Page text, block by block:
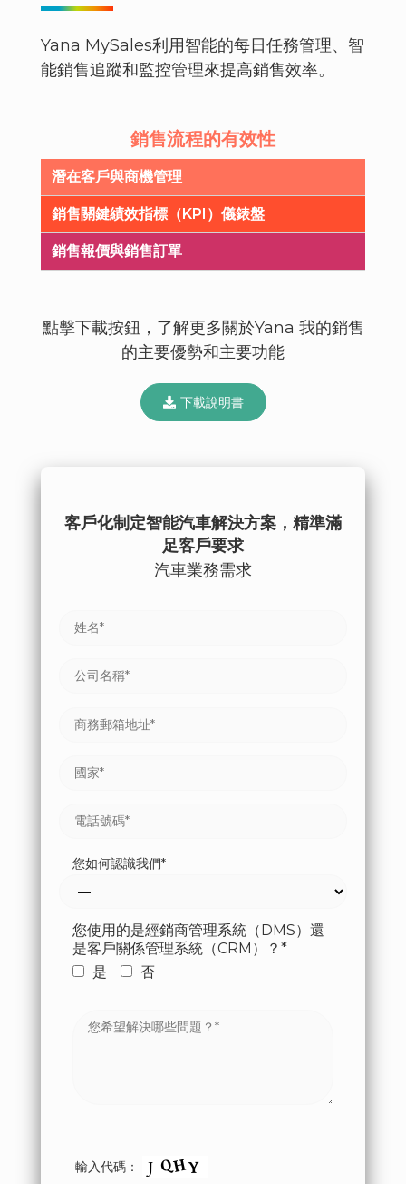
Yana MySales利用智能的每日任務管理、智
能銷售追蹤和監控管理來提高銷售效率。
銷售流程的有效性
潛在客戶與商機管理
銷售關鍵績效指標（KPI）儀錶盤
銷售報價與銷售訂單
點擊下載按鈕，了解更多關於Yana 我的銷售
的主要優勢和主要功能
下載說明書
客戶化制定智能汽車解決方案，精準滿
足客戶要求
汽車業務需求
您如何認識我們*
您使用的是經銷商管理系統（DMS）還
是客戶關係管理系統（CRM）？*
是
否
輸入代碼：